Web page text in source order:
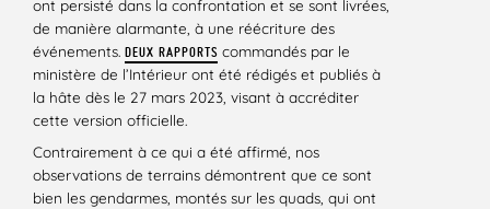
ont persisté dans la confrontation et se sont livrées,
de manière alarmante, à une réécriture des
événements. DEUX RAPPORTS commandés par le
ministère de l’Intérieur ont été rédigés et publiés à
la hâte dès le 27 mars 2023, visant à accréditer
cette version officielle.
Contrairement à ce qui a été affirmé, nos
observations de terrains démontrent que ce sont
bien les gendarmes, montés sur les quads, qui ont